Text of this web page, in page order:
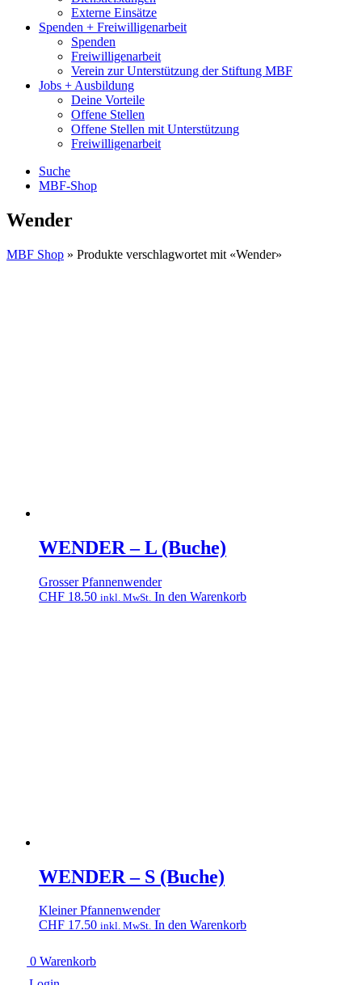
Externe Einsätze
Spenden + Freiwilligenarbeit
Spenden
Freiwilligenarbeit
Verein zur Unterstützung der Stiftung MBF
Jobs + Ausbildung
Deine Vorteile
Offene Stellen
Offene Stellen mit Unterstützung
Freiwilligenarbeit
Suche
MBF-Shop
Wender
MBF Shop » Produkte verschlagwortet mit «Wender»
WENDER – L (Buche)
Grosser Pfannenwender
CHF 18.50 inkl. MwSt. In den Warenkorb
WENDER – S (Buche)
Kleiner Pfannenwender
CHF 17.50 inkl. MwSt. In den Warenkorb
0 Warenkorb